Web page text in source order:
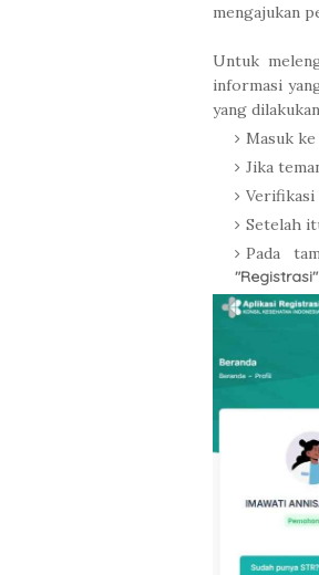
mengajukan
Untuk
informasi
yang
Masuk
Jika
Verifikasi
Setelah
Pada
"Registrasi"